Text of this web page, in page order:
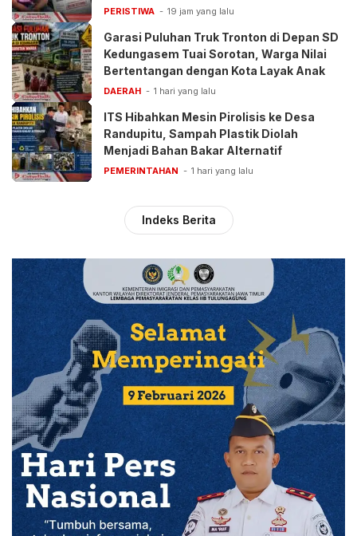
PERISTIWA 19 jam yang lalu
Garasi Puluhan Truk Tronton di Depan SD
Kedungasem Tuai Sorotan, Warga Nilai
Bertentangan dengan Kota Layak Anak
DAERAH 1 hari yang lalu
ITS Hibahkan Mesin Pirolisis ke Desa
Randupitu, Sampah Plastik Diolah
Menjadi Bahan Bakar Alternatif
PEMERINTAHAN 1 hari yang lalu
Indeks Berita